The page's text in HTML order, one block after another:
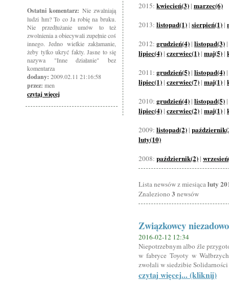
Ostatni komentarz: Nie zwalniają
ludzi hm? To co Ja robię na bruku.
Nie przedłużanie umów to też
zwolnienia a obiecywali zupełnie coś
innego. Jedno wielkie zakłamanie,
żeby tylko ukryć fakty. Jasne to się
nazywa "Inne działanie" bez
komentarza
dodany: 2009.02.11 21:16:58
przez: men
czytaj więcej
2015: kwiecień(3) | marzec(6)
2013: listopad(1) | sierpień(1) |
2012: grudzień(4) | listopad(3) |
lipiec(4) | czerwiec(1) | maj(5) |
2011: grudzień(5) | listopad(4) |
lipiec(1) | czerwiec(7) | maj(1) |
2010: grudzień(4) | listopad(5) |
lipiec(4) | czerwiec(2) | maj(1) |
2009: listopad(2) |
luty(10)
2008: październik(2) |
Lista newsów z miesiącaluty
Znaleziono 3 newsów
Związkowcy
2016-02-12 12:34
Niepotrzebnym albo źle
w fabryce Toyoty w
zwołali w siedzibie
czytaj więcej... (kliknij)